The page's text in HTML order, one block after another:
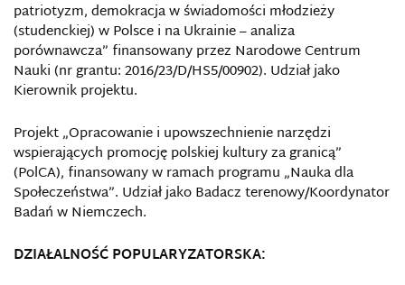
patriotyzm, demokracja w świadomości młodzieży
(studenckiej) w Polsce i na Ukrainie – analiza
porównawcza” finansowany przez Narodowe Centrum
Nauki (nr grantu: 2016/23/D/HS5/00902). Udział jako
Kierownik projektu.
Projekt „Opracowanie i upowszechnienie narzędzi
wspierających promocję polskiej kultury za granicą”
(PolCA), finansowany w ramach programu „Nauka dla
Społeczeństwa”. Udział jako Badacz terenowy/Koordynator
Badań w Niemczech.
DZIAŁALNOŚĆ POPULARYZATORSKA: